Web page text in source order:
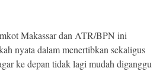
Makassar dan ATR/BPN ini
nyata dalam menertibkan sekaligus
ke depan tidak lagi mudah diganggu